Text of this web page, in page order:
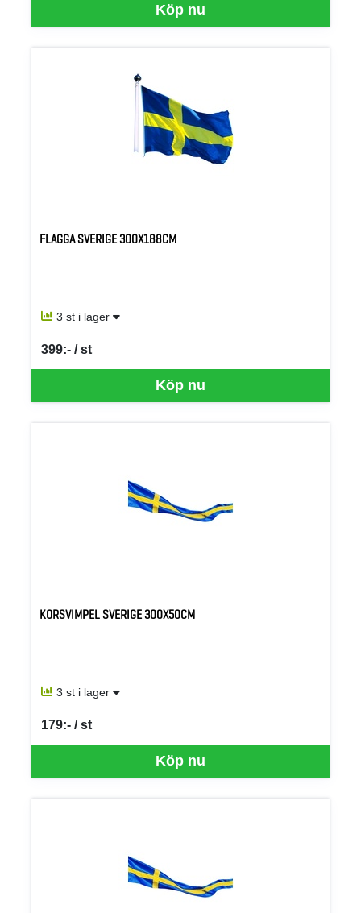
Köp nu
FLAGGA SVERIGE 300X188CM
3 st i lager
Köp nu
399:- / st
SEK per ST
KORSVIMPEL SVERIGE 300X50CM
3 st i lager
Köp nu
179:- / st
SEK per ST